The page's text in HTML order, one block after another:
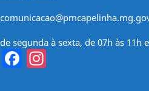
de segunda à sexta, de 07h às 11h
Facebook